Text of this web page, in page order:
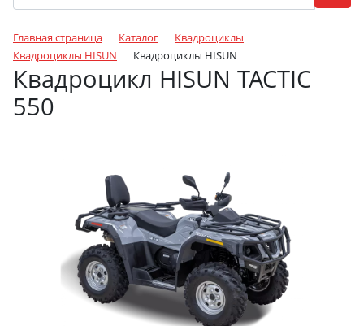
Главная страница Каталог
Квадроциклы
Квадроциклы HISUN
Квадроциклы HISUN
Квадроцикл HISUN TACTIC
550